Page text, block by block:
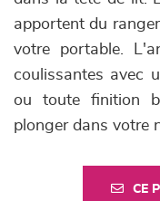
apportent du
votre portable.
coulissantes avec
ou toute finition
plonger dans votre
CE